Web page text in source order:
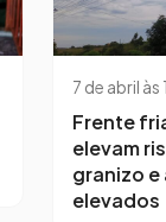
7 de abril às
Frente
elevam
granizo
elevados